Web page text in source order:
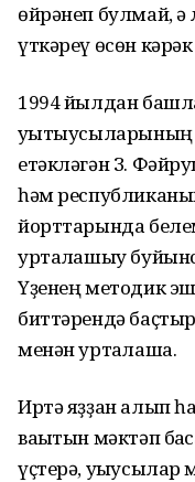
өйрәнеп булмай,
үткәреү өсөн
1994 йылдан
етәкләгән З.
һәм
йорттарында
уртаҡлашыу
Үҙенең методик
биттәрендә
менән уртаҡлаша.
Иртә яҙҙан алып
ваҡытын мәктәп
үҫтерә, уҡыусылар